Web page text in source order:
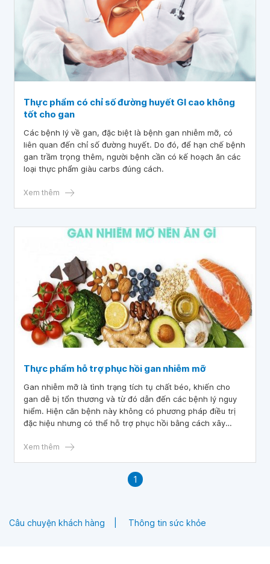
Thực phẩm có chỉ số đường huyết GI cao không
tốt cho gan
Các bệnh lý về gan, đặc biệt là bệnh gan nhiễm mỡ, có
liên quan đến chỉ số đường huyết. Do đó, để hạn chế bệnh
gan trầm trọng thêm, người bệnh cần có kế hoạch ăn các
loại thực phẩm giàu carbs đúng cách.
Xem thêm
Thực phẩm hỗ trợ phục hồi gan nhiễm mỡ
Gan nhiễm mỡ là tình trạng tích tụ chất béo, khiến cho
gan dễ bị tổn thương và từ đó dẫn đến các bệnh lý nguy
hiểm. Hiện căn bệnh này không có phương pháp điều trị
đặc hiệu nhưng có thể hỗ trợ phục hồi bằng cách xây
nhiễm mỡ.
Xem thêm
1
Câu chuyện khách hàng Thông tin sức khỏe